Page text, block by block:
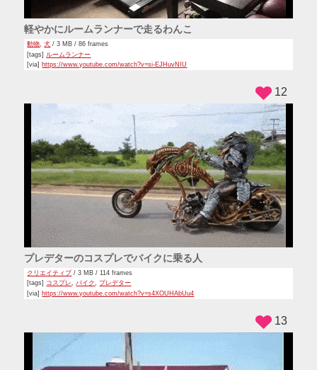
軽やかにルームランナーで走るわんこ
動物 ,犬 / 3 MB / 86 frames
[tags] ルームランナー
[via] https://www.youtube.com/watch?v=si-EJHuvNIU
プレデターのコスプレでバイクに乗る人
クリエイティブ / 3 MB / 114 frames
[tags] コスプレ,バイク,プレデター
[via] https://www.youtube.com/watch?v=s4XOUHAbUu4
12
13